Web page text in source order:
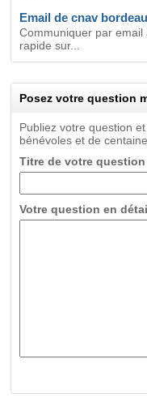
Email de cnav
Communiquer par
rapide sur...
Posez votre question
Publiez votre question
bénévoles et de
Titre de votre question
Votre question en